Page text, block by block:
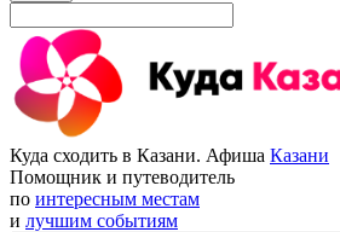
Куда сходить в Казани. Афиша Казани
Помощник и путеводитель
по интересным местам
и лучшим событиям